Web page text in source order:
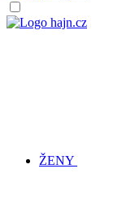
ŽENY